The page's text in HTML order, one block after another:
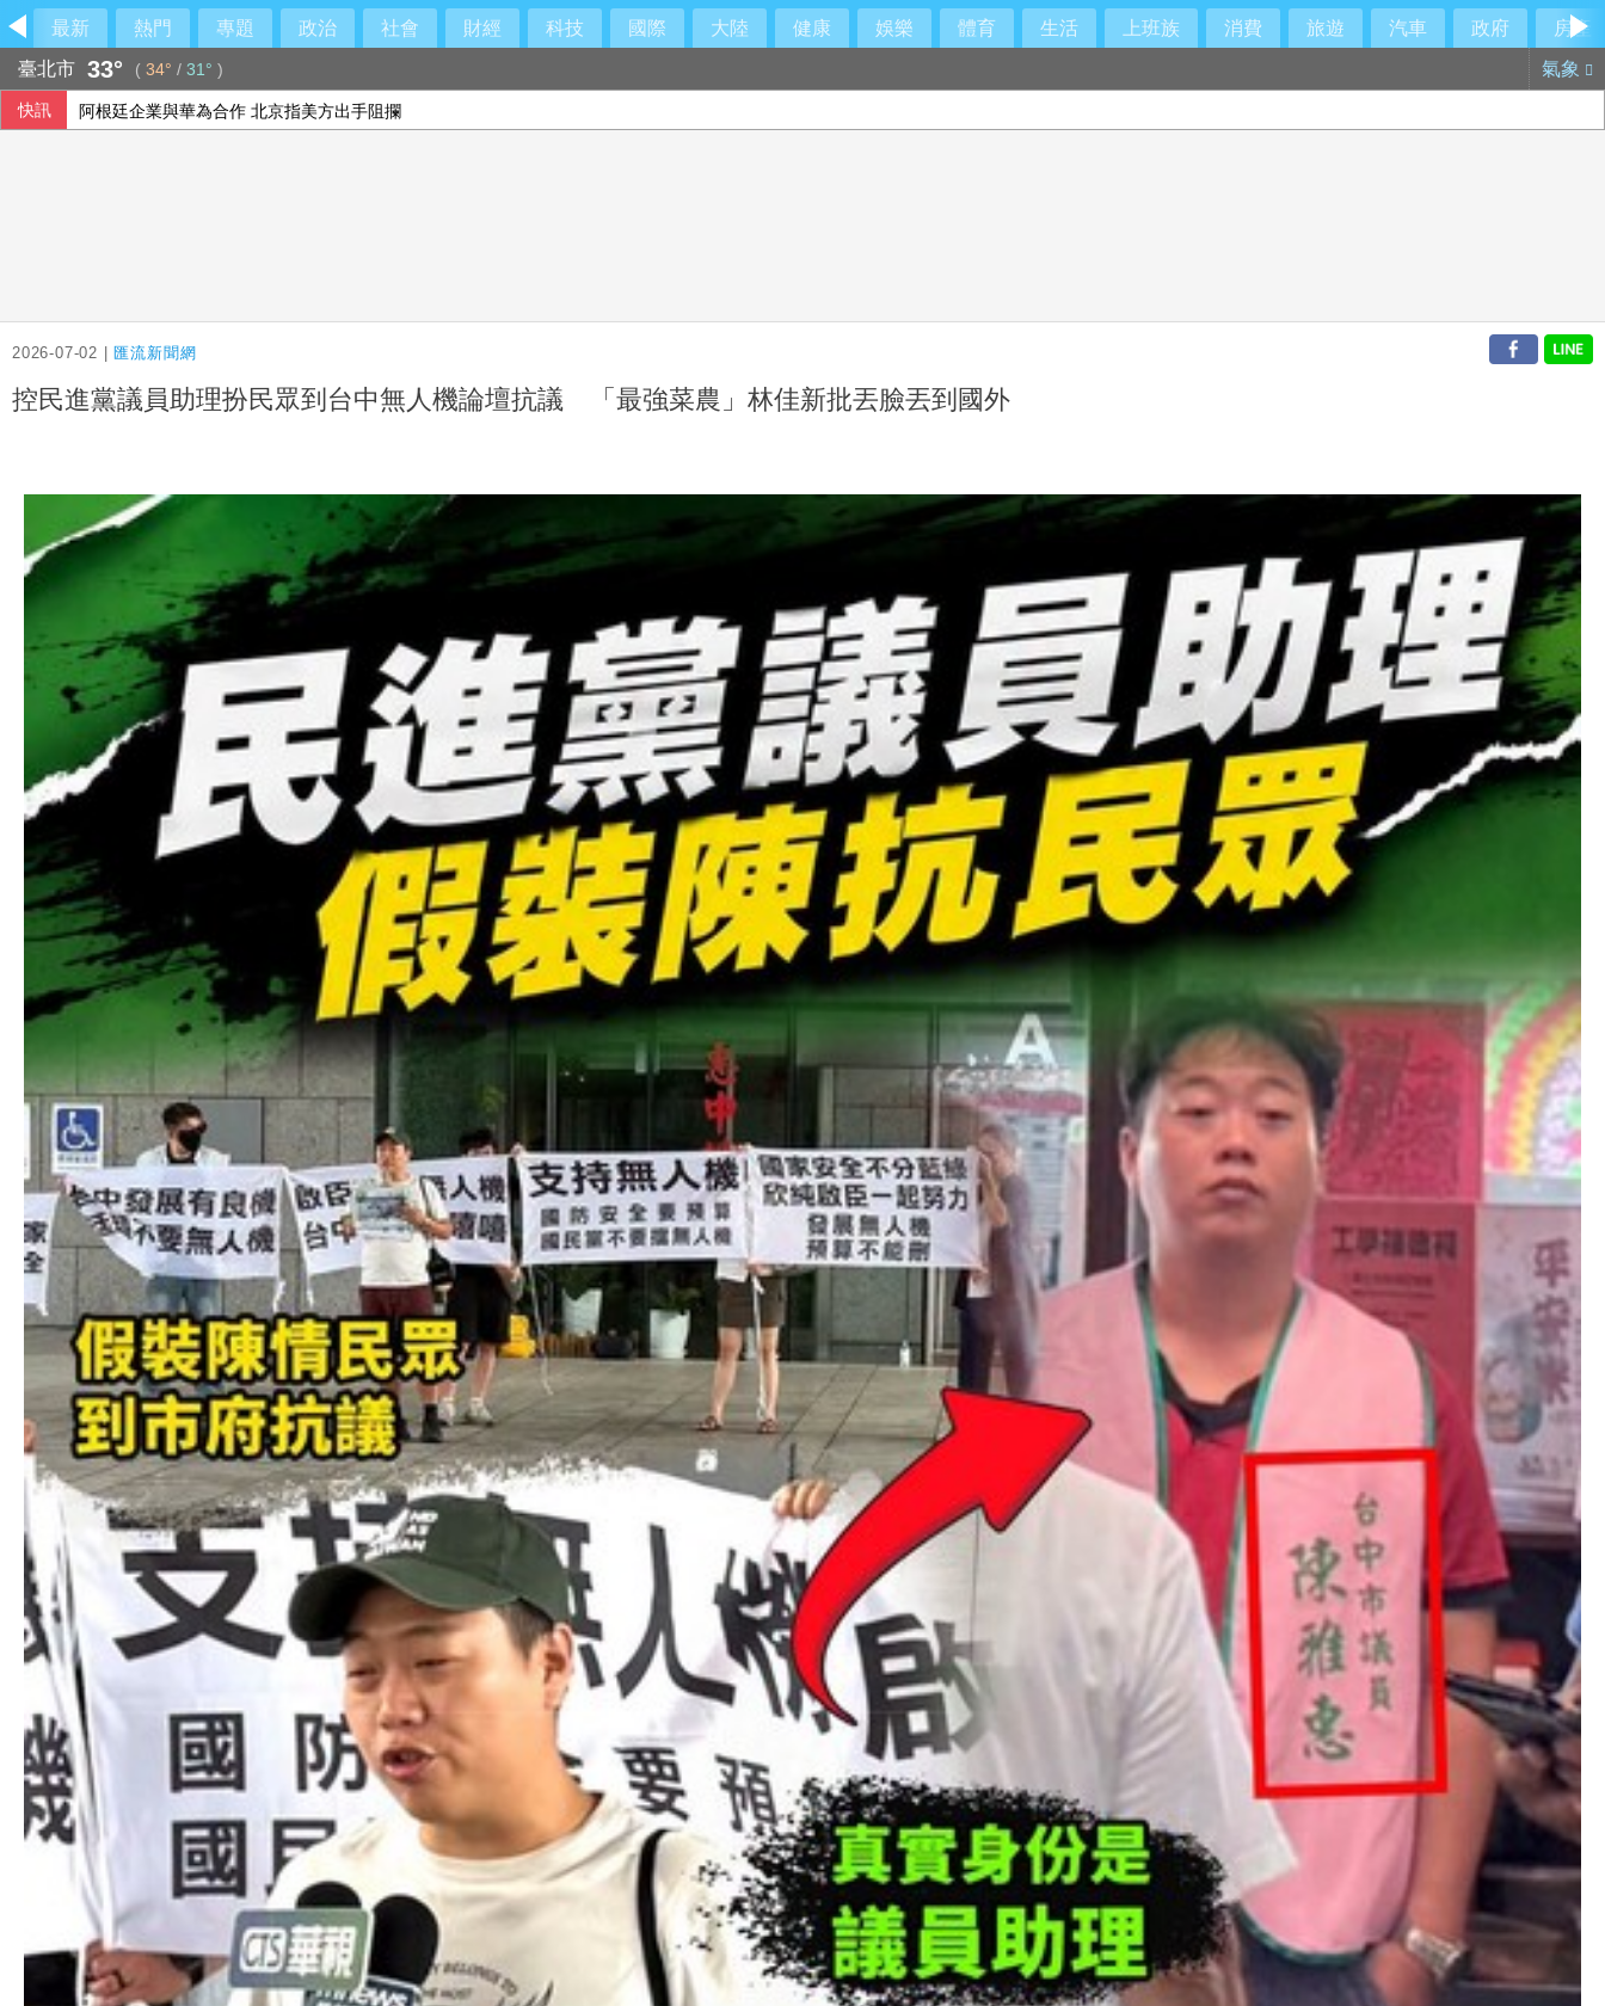
最新 熱門 專題 政治 社會 財經 科技 國際 大陸 健康 娛樂 體育 生活 上班族 消費 旅遊 汽車 政府
房產
臺北市 33° ( 34° / 31° ) 氣象
快訊 阿根廷企業與華為合作 北京指美方出手阻攔
2026-07-02 | 匯流新聞網
控民進黨議員助理扮民眾到台中無人機論壇抗議 「最強菜農」林佳新批丟臉丟到國外